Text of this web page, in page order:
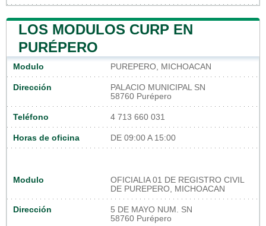
LOS MODULOS CURP EN
PURÉPERO
Modulo PUREPERO, MICHOACAN
Dirección
PALACIO MUNICIPAL SN
58760 Purépero
Teléfono 4 713 660 031
Horas de oficina DE 09:00 A 15:00
Modulo
OFICIALIA 01 DE REGISTRO CIVIL
DE PUREPERO, MICHOACAN
Dirección
5 DE MAYO NUM. SN
58760 Purépero